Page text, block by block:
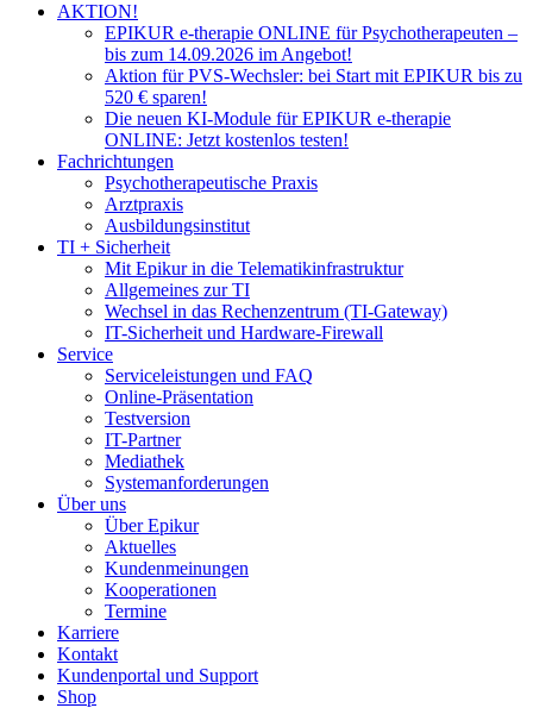
AKTION!
EPIKUR e-therapie ONLINE für Psychotherapeuten –
bis zum 14.09.2026 im Angebot!
Aktion für PVS-Wechsler: bei Start mit EPIKUR bis zu
520 € sparen!
Die neuen KI-Module für EPIKUR e-therapie
ONLINE: Jetzt kostenlos testen!
Fachrichtungen
Psychotherapeutische Praxis
Arztpraxis
Ausbildungsinstitut
TI + Sicherheit
Mit Epikur in die Telematikinfrastruktur
Allgemeines zur TI
Wechsel in das Rechenzentrum (TI-Gateway)
IT-Sicherheit und Hardware-Firewall
Service
Serviceleistungen und FAQ
Online-Präsentation
Testversion
IT-Partner
Mediathek
Systemanforderungen
Über uns
Über Epikur
Aktuelles
Kundenmeinungen
Kooperationen
Termine
Karriere
Kontakt
Kundenportal und Support
Shop